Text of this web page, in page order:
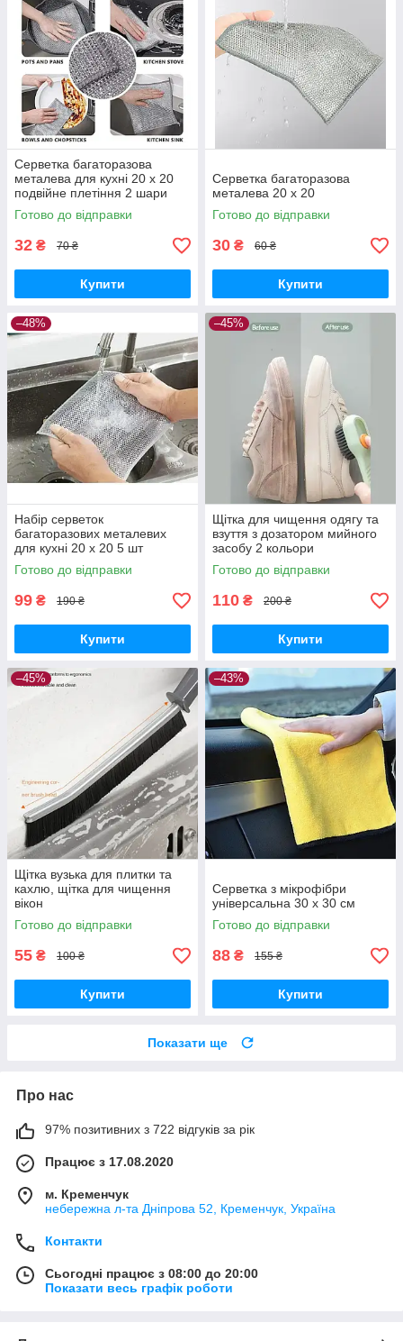
Серветка багаторазова
металева для кухні 20 х 20
подвійне плетіння 2 шари
Готово до відправки
32 ₴ 70 ₴
Купити
Серветка багаторазова
металева 20 х 20
Готово до відправки
30 ₴ 60 ₴
Купити
–48%
Набір серветок
багаторазових металевих
для кухні 20 х 20 5 шт
Готово до відправки
99 ₴ 190 ₴
Купити
–45%
Щітка для чищення одягу та
взуття з дозатором мийного
засобу 2 кольори
Готово до відправки
110 ₴ 200 ₴
Купити
–45%
Щітка вузька для плитки та
кахлю, щітка для чищення
вікон
Готово до відправки
55 ₴ 100 ₴
Купити
–43%
Серветка з мікрофібри
універсальна 30 х 30 см
Готово до відправки
88 ₴ 155 ₴
Купити
Показати ще
Про нас
97% позитивних з 722 відгуків за рік
Працює з 17.08.2020
м. Кременчук
небережна л-та Дніпрова 52, Кременчук, Україна
Контакти
Сьогодні працює з 08:00 до 20:00
Показати весь графік роботи